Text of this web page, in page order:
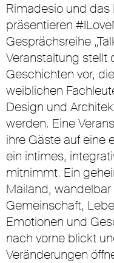
Rimadesio und
präsentieren
Gesprächsreihe
Veranstaltung stellt
Geschichten vor,
weiblichen
Design und
werden. Eine
ihre Gäste auf eine
ein intimes,
mitnimmt. Ein
Mailand,
Gemeinschaft,
Emotionen und
nach vorne blickt
Veränderungen